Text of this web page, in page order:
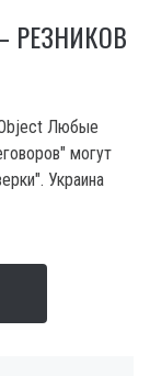
РЕЗНИКОВ
Любые
могут
Украина